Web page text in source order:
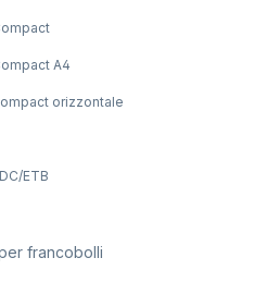
A4
orizzontale
ETB
francobolli